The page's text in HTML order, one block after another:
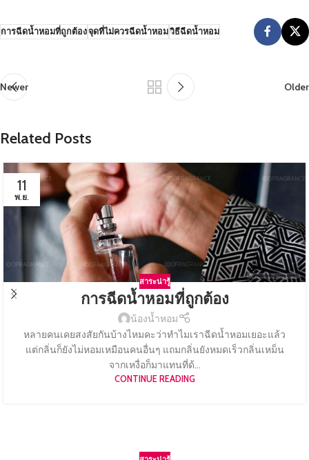
การฉีดน้ำหอมที่ถูกต้องจุดที่ไม่ควรฉีดน้ำหอมวิธีฉีดน้ำหอม
Newer Older
Related Posts
11
พ.ย.
สาระน่ารู้
การฉีดน้ำหอมที่ถูกต้อง
น้องน้ำหอม
หลายคนเคยสงสัยกันบ้างไหมคะว่าทำไมเราฉีดน้ำหอมเยอะแล้ว
แต่กลิ่นก็ยังไม่หอมเหมือนคนอื่นๆ แถมกลิ่นยังหมดเร็วกลิ่นเหม็น
จากเหงื่อก็มาแทนที่ด้...
CONTINUE READING